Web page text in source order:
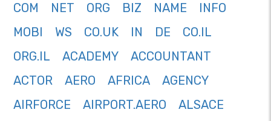
COM NET ORG BIZ NAME
INFO
MOBI
WS CO.UK IN DE
CO.IL
ORG.IL
ACADEMY
ACCOUNTANT
ACTOR
AERO AFRICA
AGENCY
AIRFORCE
AIRPORT.AERO
ALSACE